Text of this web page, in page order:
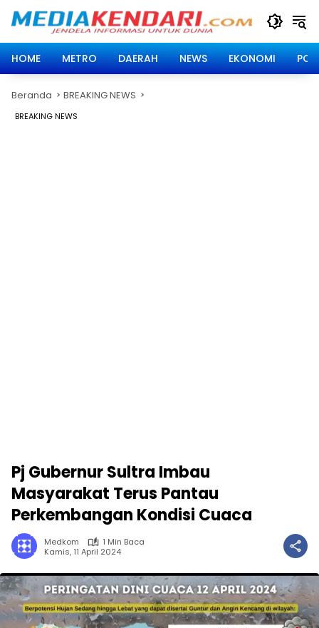
HOME
METRO DAERAH NEWS EKONOMI
Beranda BREAKING NEWS
BREAKING NEWS
Pj Gubernur Sultra Imbau
Masyarakat Terus Pantau
Perkembangan Kondisi Cuaca
Medkom
1 Min Baca
Kamis, 11 April 2024